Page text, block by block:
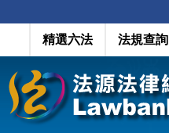
精選六法 法規查詢